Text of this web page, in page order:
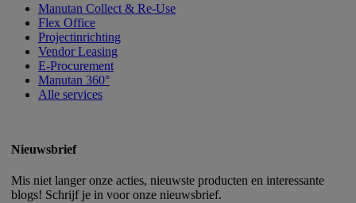
Manutan Collect & Re-Use
Flex Office
Projectinrichting
Vendor Leasing
E-Procurement
Manutan 360°
Alle services
Nieuwsbrief
Mis niet langer onze acties, nieuwste producten en interessante
blogs! Schrijf je in voor onze nieuwsbrief.